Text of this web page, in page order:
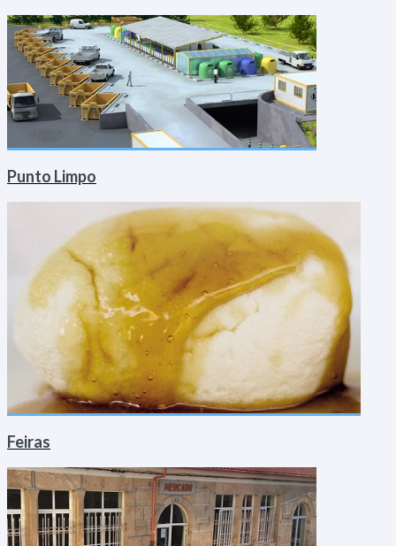
Punto Limpo
Feiras